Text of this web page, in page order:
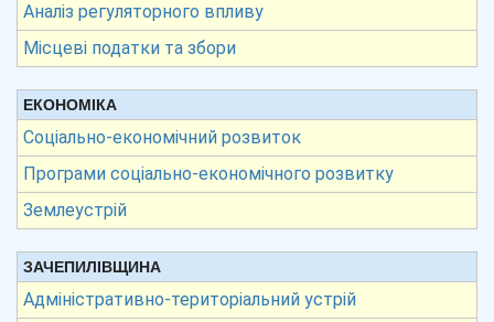
Аналіз регуляторного впливу
Місцеві податки та збори
ЕКОНОМІКА
Соціально-економічний розвиток
Програми соціально-економічного розвитку
Землеустрій
ЗАЧЕПИЛІВЩИНА
Адміністративно-територіальний устрій